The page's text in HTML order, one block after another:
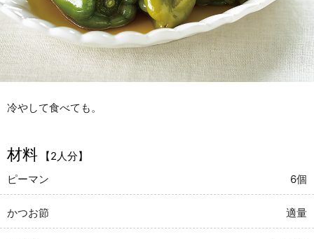
冷やして食べても。
材料
【2人分】
ピーマン
6個
かつお節 適量